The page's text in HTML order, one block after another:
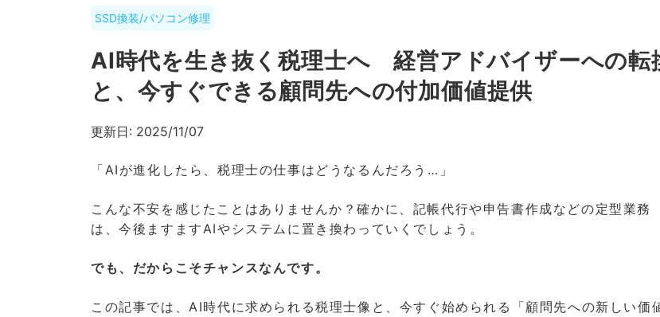
SSD換装/パソコン修理
AI時代を生き抜く税理士へ 経営アドバイザーへの転
と、今すぐできる顧問先への付加価値提供
更新日: 2025/11/07
「AIが進化したら、税理士の仕事はどうなるんだろう…」
こんな不安を感じたことはありませんか？確かに、記帳代行や申告書作成などの定型業務
は、今後ますますAIやシステムに置き換わっていくでしょう。
でも、だからこそチャンスなんです。
この記事では、AI時代に求められる税理士像と、今すぐ始められる「顧問先への新しい価